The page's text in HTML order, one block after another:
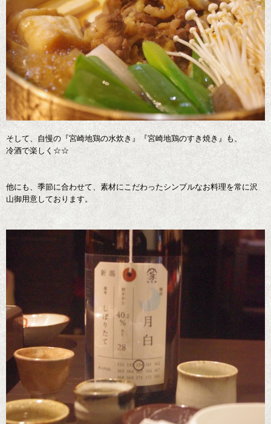
そして、自慢の『宮崎地鶏の水炊き』『宮崎地鶏のすき焼き』も、
冷酒で楽しく☆☆
他にも、季節に合わせて、素材にこだわったシンプルなお料理を常に沢
山御用意しております。